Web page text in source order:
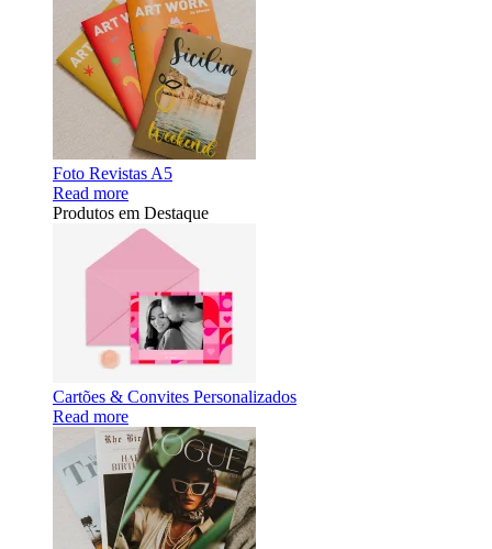
Foto Revistas A5
Read more
Produtos em Destaque
Cartões & Convites Personalizados
Read more